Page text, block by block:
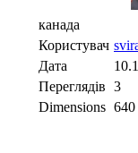
канада
Користувач
Дата
Переглядів 3
Dimensions